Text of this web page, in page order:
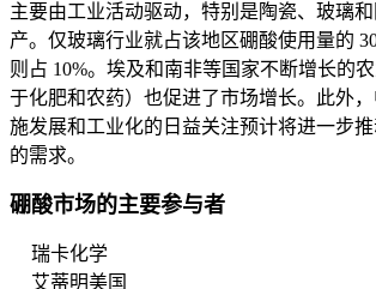
主要由工业活动驱动，特别是陶瓷、玻璃
产。仅玻璃行业就占该地区硼酸使用量的
则占 10%。埃及和南非等国家不断增长的
于化肥和农药）也促进了市场增长。此外
施发展和工业化的日益关注预计将进一步
的需求。
硼酸市场的主要参与者
瑞卡化学
艾蒂明美国